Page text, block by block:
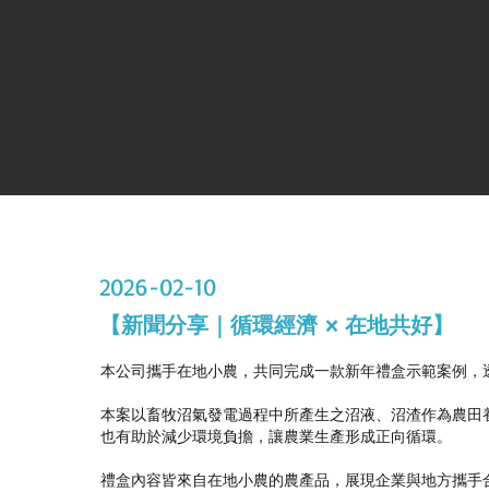
【新聞分享｜循環經濟 × 在地共好】
2026-02-10
本公司攜手在地小農，共同完成一款新年禮盒示範案例
本案以畜牧沼氣發電過程中所產生之沼液、沼渣作為農
也有助於減少環境負擔，讓農業生產形成正向循環。
禮盒內容皆來自在地小農的農產品，展現企業與地方攜